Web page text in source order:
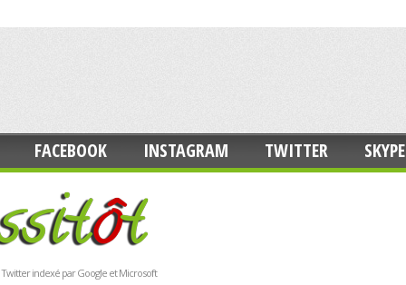
FACEBOOK INSTAGRAM TWITTER SKYPE
Twitter indexé par Google et Microsoft